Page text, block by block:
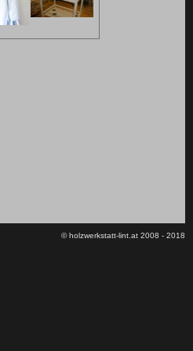
© holzwerkstatt-lint.at 2008 - 2018